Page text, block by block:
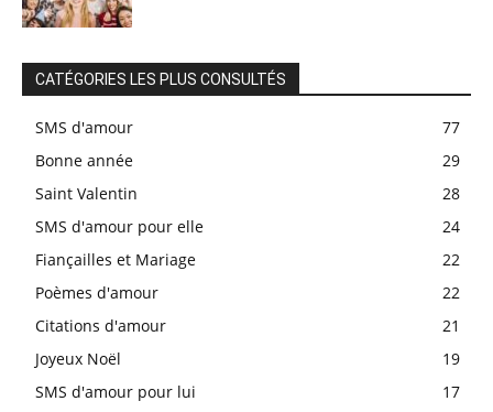
CATÉGORIES LES PLUS CONSULTÉS
SMS d'amour
77
Bonne année
29
Saint Valentin
28
SMS d'amour pour elle
24
Fiançailles et Mariage
22
Poèmes d'amour
22
Citations d'amour
21
Joyeux Noël
19
SMS d'amour pour lui
17